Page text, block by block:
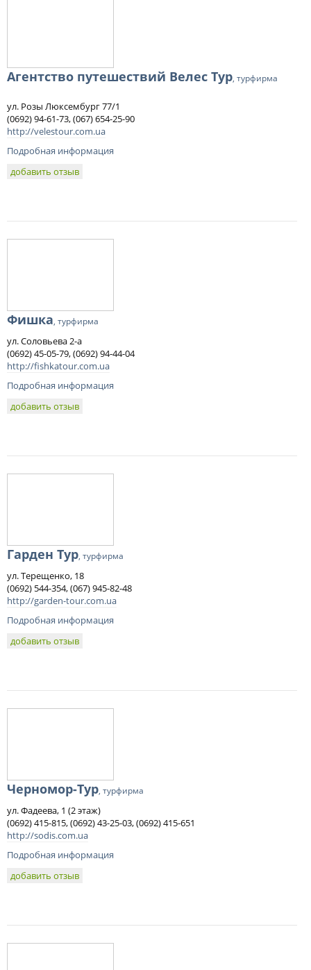
Агентство путешествий Велес Тур, турфирма
ул. Розы Люксембург 77/1
(0692) 94-61-73, (067) 654-25-90
http://velestour.com.ua
Подробная информация
добавить отзыв
Фишка, турфирма
ул. Соловьева 2-а
(0692) 45-05-79, (0692) 94-44-04
http://fishkatour.com.ua
Подробная информация
добавить отзыв
Гарден Тур, турфирма
ул. Терещенко, 18
(0692) 544-354, (067) 945-82-48
http://garden-tour.com.ua
Подробная информация
добавить отзыв
Черномор-Тур, турфирма
ул. Фадеева, 1 (2 этаж)
(0692) 415-815, (0692) 43-25-03, (0692) 415-651
http://sodis.com.ua
Подробная информация
добавить отзыв